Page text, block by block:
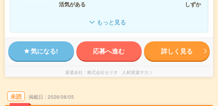
活気がある
しずか
もっと見る
気になる! 応募へ進む 詳しく見る
派遣会社 株式会社セリオ 人材派遣サカソ
未読 掲載日 2026/08/05